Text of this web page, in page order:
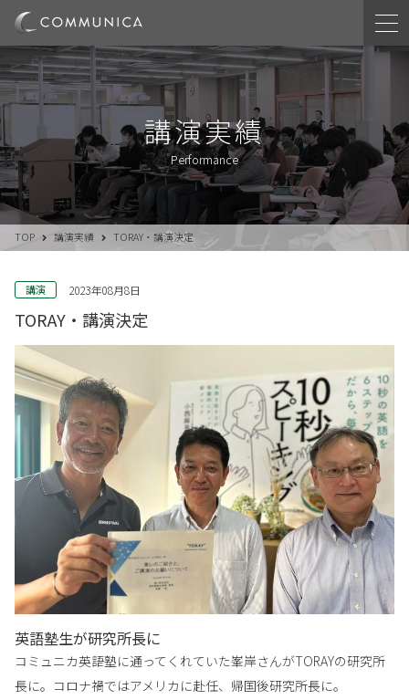
講演実績
Performance
TOP 講演実績 TORAY・講演決定
講演 2023年08月8日
TORAY・講演決定
英語塾生が研究所長に
コミュニカ英語塾に通ってくれていた峯岸さんがTORAYの研究所
長に。コロナ禍ではアメリカに赴任、帰国後研究所長に。